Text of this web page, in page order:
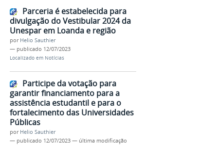
Parceria é estabelecida para
divulgação do Vestibular 2024 da
Unespar em Loanda e região
por Helio Sauthier
— publicado 12/07/2023
Localizado em Notícias
Participe da votação para
garantir financiamento para a
assistência estudantil e para o
fortalecimento das Universidades
Públicas
por Helio Sauthier
— publicado 12/07/2023 — última modificação